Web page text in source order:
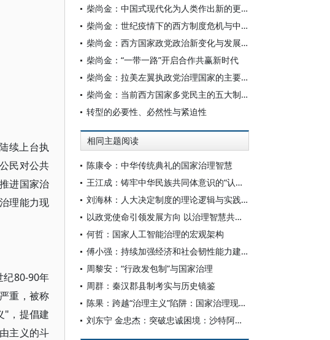
续上台执
民对公共
进国家治
理能力现
纪80-90年
重，被称
"，提倡建
主义的斗
柴尚金：中国式现代化为人类作出新的更大贡献
柴尚金：世纪疫情下的西方制度危机与中国制度优势
柴尚金：西方国家政党政治新变化与发展趋势
柴尚金：“一带一路”开启合作共赢新时代
柴尚金：拉美左翼执政党治理国家的主要做法及启示
柴尚金：当前西方国家多党民主的五大制度困境
转型的必要性、必然性与紧迫性
相同主题阅读
陈康令：中华传统典礼的国家治理智慧
王江成：铸牢中华民族共同体意识的“认同价值”分析
刘海林：人大决定制度的理论逻辑与实践完善
以政党使命引领发展方向 以治理智慧共绘时代新篇——2026发展中国家国家治理高端智库平行论坛综述
何哲：国家人工智能治理的宏观架构
傅小强：持续加强经济和社会韧性能力建设
周黎安：“行政发包制”与国家治理
周群：秦汉郡县制考实与历史镜鉴
陈果：跨越“治理主义”陷阱：国家治理现代化的逻辑辨析与要义诠释
刘东宁 金忠杰：突破忠诚困境：沙特阿拉伯现代国家建构中的部落整合及国家治理承变